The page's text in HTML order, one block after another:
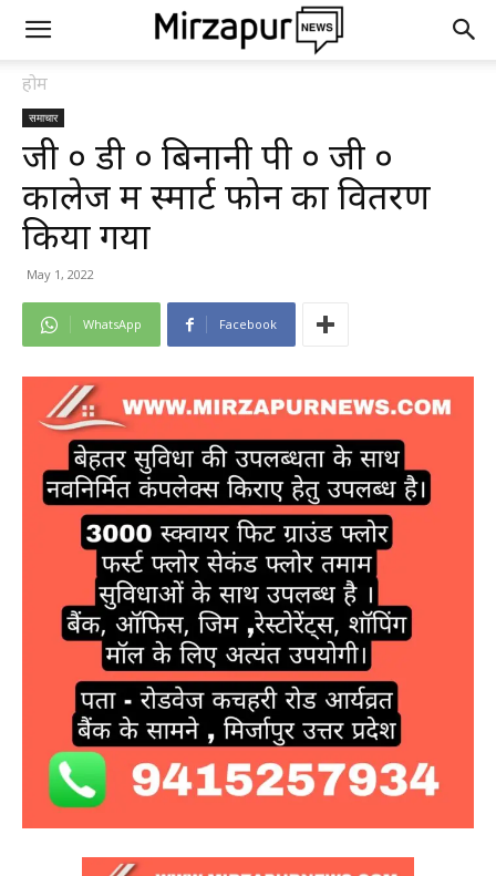
होम
समाचार
जी ० डी ० बिनानी पी ० जी ०
कालेज में स्मार्ट फोन का वितरण
किया गया
May 1, 2022
WhatsApp Facebook